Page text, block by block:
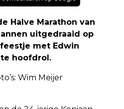
Halve Marathon van
uitgedraaid op
met Edwin
hoofdrol.
Wim Meijer